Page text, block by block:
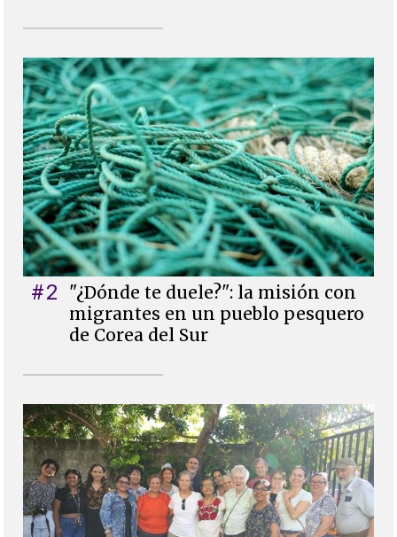
#2
"¿Dónde te duele?": la misión con
migrantes en un pueblo pesquero
de Corea del Sur